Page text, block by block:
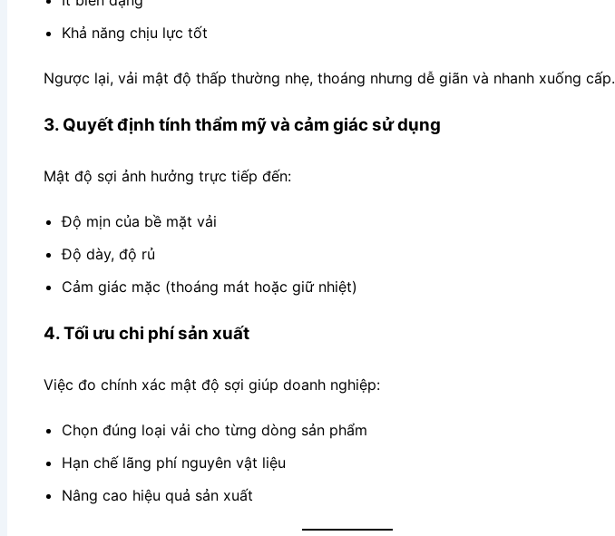
Khả năng chịu lực tốt
Ngược lại, vải mật độ thấp thường nhẹ, thoáng nhưng dễ giãn và nhanh xuống cấp.
3. Quyết định tính thẩm mỹ và cảm giác sử dụng
Mật độ sợi ảnh hưởng trực tiếp đến:
Độ mịn của bề mặt vải
Độ dày, độ rủ
Cảm giác mặc (thoáng mát hoặc giữ nhiệt)
4. Tối ưu chi phí sản xuất
Việc đo chính xác mật độ sợi giúp doanh nghiệp:
Chọn đúng loại vải cho từng dòng sản phẩm
Hạn chế lãng phí nguyên vật liệu
Nâng cao hiệu quả sản xuất